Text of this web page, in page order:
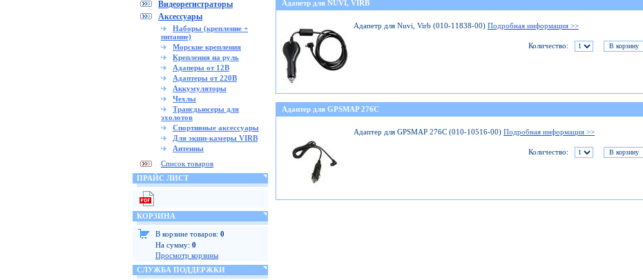
Видеорегистраторы
Аксессуары
Наборы (крепление +
питание)
Морские крепления
Крепления на руль
Адаперы от 12В
Адаптеры от 220В
Аккумуляторы
Чехлы
Трансдьюсеры для
эхолотов
Спортивные аксессуары
Для экшн-камеры VIRB
Антенны
Список товаров
ПРАЙС ЛИСТ
КОРЗИНА
В корзине товаров: 0
На сумму: 0
Просмотр корзины
СЛУЖБА ПОДДЕРЖКИ
Адапетр для NUVI, VIRB
Адапетр для Nuvi, Virb (010-11838-00) Подробная информация >>
Количество:
Адаптер для GPSMAP 276C
Адаптер для GPSMAP 276C (010-10516-00) Подробная информация >>
Количество: